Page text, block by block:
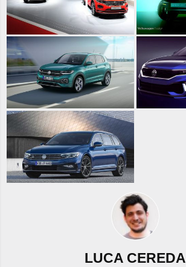
LUCA CEREDA